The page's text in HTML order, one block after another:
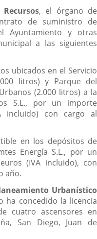
, el órgano de
de suministro de
Ayuntamiento y otras
a las siguientes
ubicados en el Servicio
litros) y Parque del
(2.000 litros) a la
S.L., por un importe
incluido) con cargo al
en los depósitos de
Energía S.L., por un
(IVA incluido), con
año.
Urbanístico
ha concedido la licencia
cuatro ascensores en
San Diego, Juan de